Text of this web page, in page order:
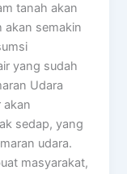
tanah akan
akan semakin
yang sudah
Udara
akan
sedap, yang
udara.
masyarakat,